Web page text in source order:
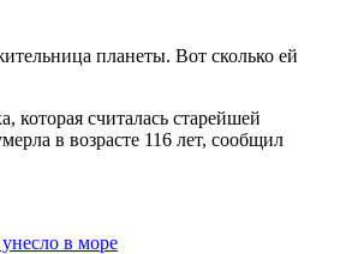
которая считалась старейшей
в возрасте 116 лет, сообщил
в море